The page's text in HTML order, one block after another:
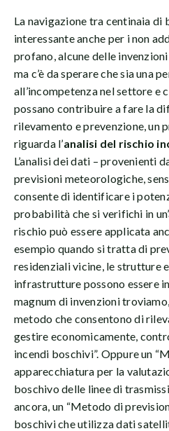
La navigazione tra centinaia di
interessante anche per i non
profano, alcune delle
ma c’è da sperare che sia una
all’incompetenza nel settore e
possano contribuire a fare la
rilevamento e prevenzione,
riguarda l’analisi del rischio
L’analisi dei dati – provenienti
previsioni meteorologiche,
consente di identificare i
probabilità che si verifichi in
rischio può essere applicata
esempio quando si tratta di
residenziali vicine, le strutture
infrastrutture possono essere
magnum di invenzioni
metodo che consentono di
gestire economicamente,
incendi boschivi”. Oppure un
apparecchiatura per la
boschivo delle linee di
ancora, un “Metodo di
boschivi che utilizza dati